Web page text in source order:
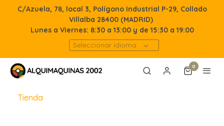
C/Azuela, 78, local 3, Polígono Industrial P-29, Collado
Villalba 28400 (MADRID)
Lunes a Viernes: 8:30 a 13:00 y de 15:30 a 19:00
Seleccionar idioma
0
Tienda